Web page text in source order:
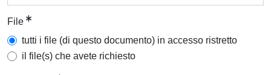
File
tutti i file (di questo documento) in accesso ristretto
il file(s) che avete richiesto